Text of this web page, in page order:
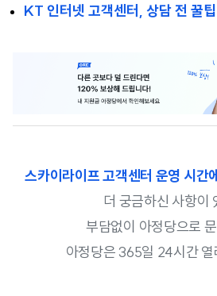
KT 인터넷 고객센터, 상담 전 꿀
스카이라이프 고객센터 운영 시간
더 궁금하신 사항이
부담없이 아정당으로
아정당은 365일 24시간